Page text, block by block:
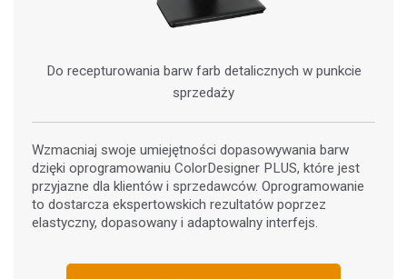
Small Target Window Replacement Kit (SP62-
Pokaż szczegóły
Zobacz wszystkie szkolenia
Do recepturowania barw farb detalicznych w punkcie
sprzedaży
Wzmacniaj swoje umiejętności dopasowywania barw
dzięki oprogramowaniu ColorDesigner PLUS, które jest
przyjazne dla klientów i sprzedawców. Oprogramowanie
to dostarcza ekspertowskich rezultatów poprzez
elastyczny, dopasowany i adaptowalny interfejs.